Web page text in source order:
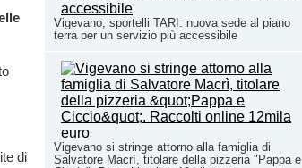
Vigevano, sportelli TARI: nuova sede al piano
terra per un servizio più accessibile
Vigevano si stringe attorno alla famiglia di
Salvatore Macrì, titolare della pizzeria "Pappa e
di